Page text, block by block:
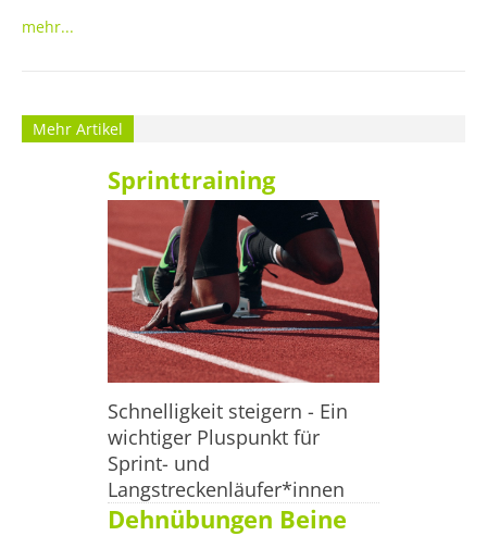
dem Schlüsselbein schwebt. Senken Sie dann die
der Hebebewegung etwas nach unten gezogen werden.
Außerdem sollten Sie
mehr...
Mehr Artikel
Sprinttraining
Schnelligkeit steigern - Ein
wichtiger Pluspunkt für
Sprint- und
Langstreckenläufer*innen
Dehnübungen Beine